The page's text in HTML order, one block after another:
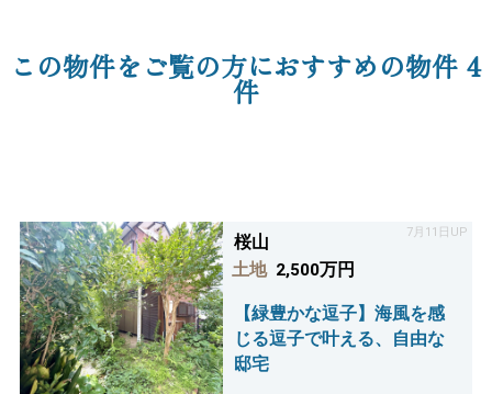
この物件をご覧の方におすすめの物件 4
件
7月11日UP
桜山
土地 2,500万円
【緑豊かな逗子】海風を感
じる逗子で叶える、自由な
邸宅